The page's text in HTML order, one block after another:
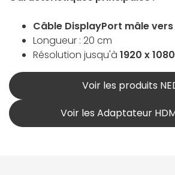
Câble DisplayPort mâle vers
Longueur : 20 cm
Résolution jusqu'à 1920 x
Voir les produits
Voir les Adaptateur